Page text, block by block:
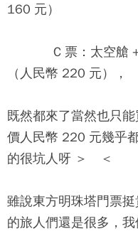
160 元）
C 票：太空艙 +
（人民幣 220 元），
既然都來了當然也只
價人民幣 220 元幾乎
的很坑人呀 ＞ ＜
雖說東方明珠塔門票
的旅人們還是很多，